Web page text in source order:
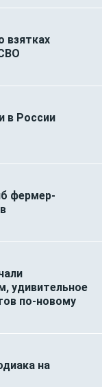
взятках
в России
фермер-
удивительное
по-новому
на